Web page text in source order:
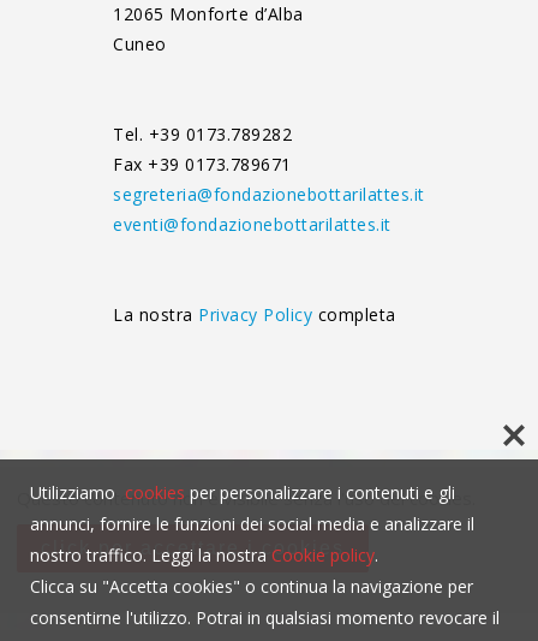
12065 Monforte d’Alba
Cuneo
Tel. +39 0173.789282
Fax +39 0173.789671
segreteria@fondazionebottarilattes.it
eventi@fondazionebottarilattes.it
La nostra Privacy Policy completa
Questo contenuto non è visibile senza l'uso dei cookies.
click per accettare i cookies
Utilizziamo cookies per personalizzare i contenuti e gli
annunci, fornire le funzioni dei social media e analizzare il
nostro traffico. Leggi la nostra Cookie policy.
Clicca su "Accetta cookies" o continua la navigazione per
consentirne l'utilizzo. Potrai in qualsiasi momento revocare il